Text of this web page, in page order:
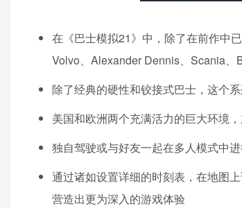
在《巴士模拟21》中，除了在前作中
Volvo、Alexander Dennis、Scania、
除了经典的硬性和铰接式巴士，这个
美国和欧洲两个充满活力的巨大环境
独自驾驶或与好友一起在多人模式中
通过诸如设置详细的时刻表，在地图
营造出更为深入的游戏体验